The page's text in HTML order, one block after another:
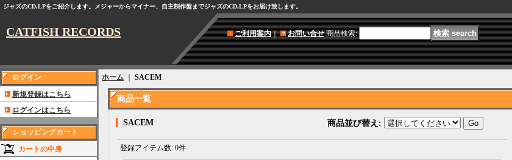
ジャズのCD,LPをご紹介します。メジャーからマイナー、自主制作盤までジャズのCD,LPをお届け致します。
CATFISH RECORDS ご利用案内｜ お問い合せ 商品検索:
ログイン
新規登録はこちら
ログインはこちら
ショッピングカート
カートの中身
ホーム SACEM
商品一覧
SACEM 商品並び替え :
登録アイテム数: 0件